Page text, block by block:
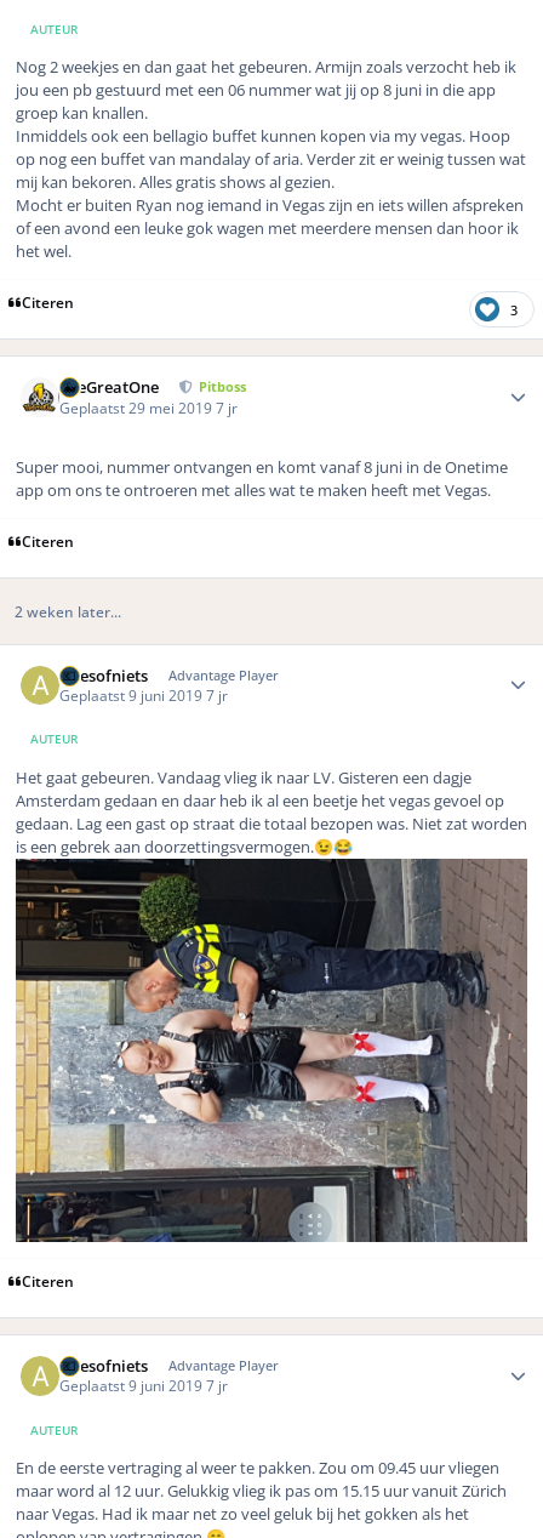
AUTEUR
Nog 2 weekjes en dan gaat het gebeuren. Armijn zoals verzocht heb ik
jou een pb gestuurd met een 06 nummer wat jij op 8 juni in die app
groep kan knallen.
Inmiddels ook een bellagio buffet kunnen kopen via my vegas. Hoop
op nog een buffet van mandalay of aria. Verder zit er weinig tussen wat
mij kan bekoren. Alles gratis shows al gezien.
Mocht er buiten Ryan nog iemand in Vegas zijn en iets willen afspreken
of een avond een leuke gok wagen met meerdere mensen dan hoor ik
het wel.
Citeren 3
TheGreatOne Pitboss
Geplaatst 29 mei 20197 jr
Super mooi, nummer ontvangen en komt vanaf 8 juni in de Onetime
app om ons te ontroeren met alles wat te maken heeft met Vegas.
Citeren
2 weken later...
Allesofniets Advantage Player
Geplaatst9 juni 20197 jr
AUTEUR
Het gaat gebeuren. Vandaag vlieg ik naar LV. Gisteren een dagje
Amsterdam gedaan en daar heb ik al een beetje het vegas gevoel op
gedaan. Lag een gast op straat die totaal bezopen was. Niet zat worden
is een gebrek aan doorzettingsvermogen.😉😂
Citeren
Allesofniets Advantage Player
Geplaatst9 juni 20197 jr
AUTEUR
En de eerste vertraging al weer te pakken. Zou om 09.45 uur vliegen
maar word al 12 uur. Gelukkig vlieg ik pas om 15.15 uur vanuit Zürich
naar Vegas. Had ik maar net zo veel geluk bij het gokken als het